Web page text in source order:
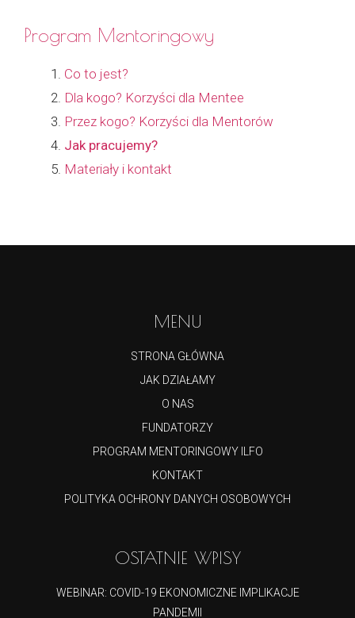
Program Mentoringowy
Co to jest?
Dla kogo? Korzyści dla Mentee
Przez kogo? Korzyści dla Mentorów
Jak pracujemy?
Materiały i kontakt
MENU
STRONA GŁÓWNA
JAK DZIAŁAMY
O NAS
FUNDATORZY
PROGRAM MENTORINGOWY ILFO
KONTAKT
POLITYKA OCHRONY DANYCH OSOBOWYCH
OSTATNIE WPISY
WEBINAR: COVID-19 EKONOMICZNE IMPLIKACJE
PANDEMII